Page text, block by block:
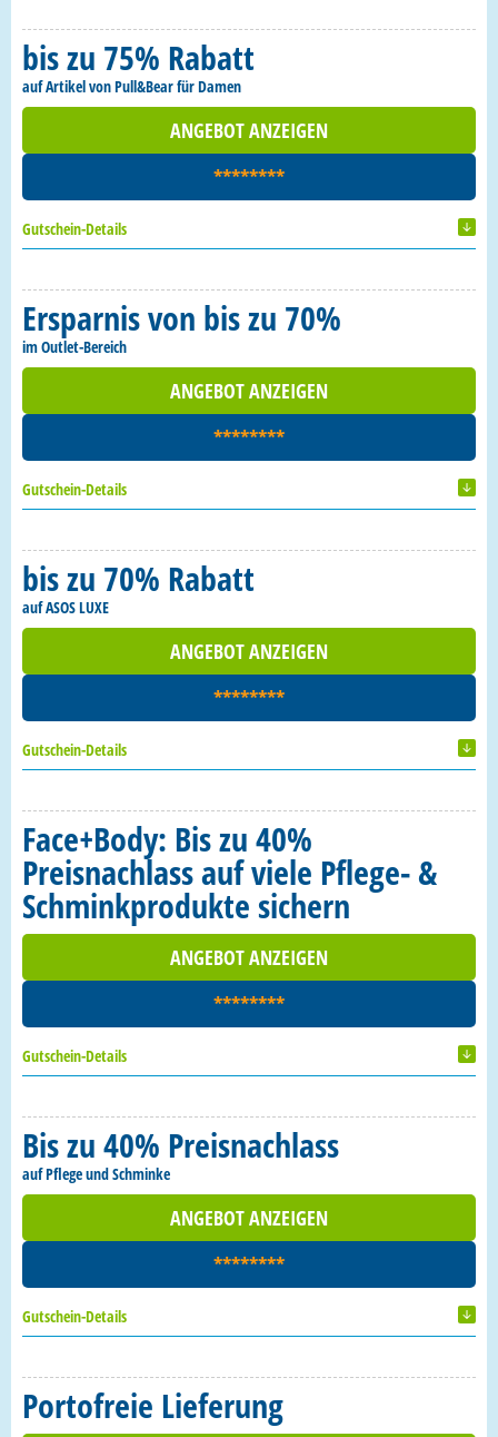
bis zu 75% Rabatt
auf Artikel von Pull&Bear für Damen
ANGEBOT ANZEIGEN
********
Gutschein-Details
Ersparnis von bis zu 70%
im Outlet-Bereich
ANGEBOT ANZEIGEN
********
Gutschein-Details
bis zu 70% Rabatt
auf ASOS LUXE
ANGEBOT ANZEIGEN
********
Gutschein-Details
Face+Body: Bis zu 40%
Preisnachlass auf viele Pflege- &
Schminkprodukte sichern
ANGEBOT ANZEIGEN
********
Gutschein-Details
Bis zu 40% Preisnachlass
auf Pflege und Schminke
ANGEBOT ANZEIGEN
********
Gutschein-Details
Portofreie Lieferung